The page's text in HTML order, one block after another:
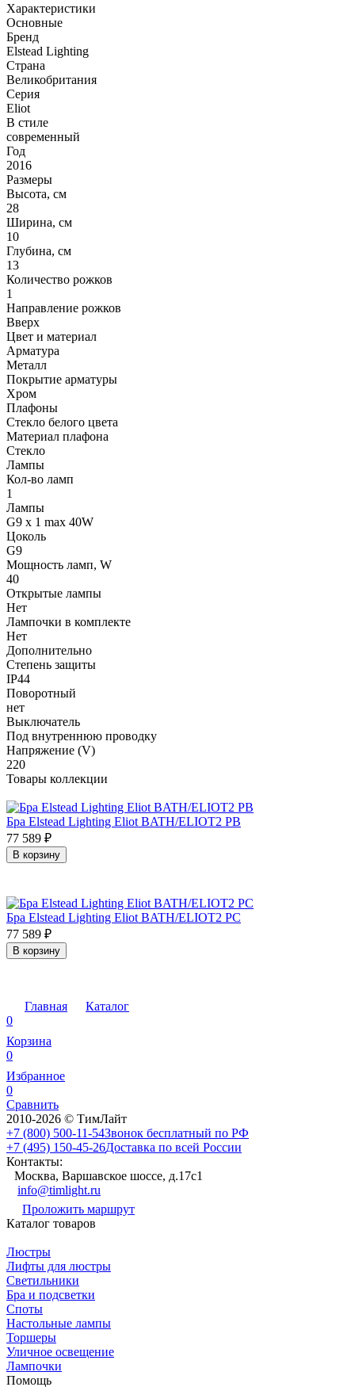
Характеристики
Основные
Бренд
Elstead Lighting
Страна
Великобритания
Серия
Eliot
В стиле
современный
Год
2016
Размеры
Высота, см
28
Ширина, см
10
Глубина, см
13
Количество рожков
1
Направление рожков
Вверх
Цвет и материал
Арматура
Металл
Покрытие арматуры
Хром
Плафоны
Стекло белого цвета
Материал плафона
Стекло
Лампы
Кол-во ламп
1
Лампы
G9 x 1 max 40W
Цоколь
G9
Мощность ламп, W
40
Открытые лампы
Нет
Лампочки в комплекте
Нет
Дополнительно
Степень защиты
IP44
Поворотный
нет
Выключатель
Под внутреннюю проводку
Напряжение (V)
220
Товары коллекции
Бра Elstead Lighting Eliot BATH/ELIOT2 PB
77 589 ₽
В корзину
Бра Elstead Lighting Eliot BATH/ELIOT2 PC
77 589 ₽
В корзину
Главная
Каталог
0
Корзина
0
Избранное
0
Сравнить
2010-2026 © ТимЛайт
+7 (800) 500-11-54Звонок бесплатный по РФ
+7 (495) 150-45-26Доставка по всей России
Контакты:
Москва, Варшавское шоссе, д.17c1
info@timlight.ru
Проложить маршрут
Каталог товаров
Люстры
Лифты для люстры
Светильники
Бра и подсветки
Споты
Настольные лампы
Торшеры
Уличное освещение
Лампочки
Помощь